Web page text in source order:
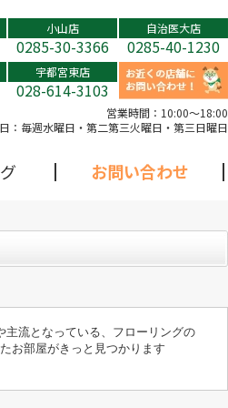
小山店
0285-30-3366
自治医大店
0285-40-1230
宇都宮東店
028-614-3103
営業時間： 10:00～18:00
： 毎週水曜日・第二第三火曜日・第三日曜日
お問い合わせ
流となっている、フローリングの
お部屋がきっと見つかります